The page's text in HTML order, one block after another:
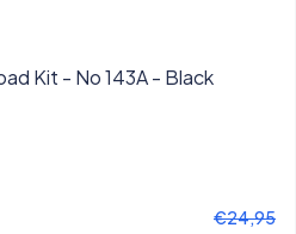
Kit - No 143A - Black
€24,95